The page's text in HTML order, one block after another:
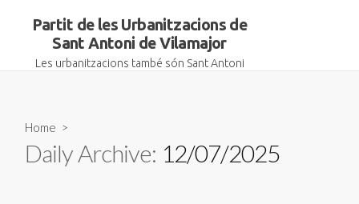
Partit de les Urbanitzacions de
Sant Antoni de Vilamajor
Les urbanitzacions també són Sant Antoni
Home >
Daily Archive: 12/07/2025